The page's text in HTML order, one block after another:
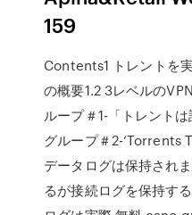
159
Contents1 トレントを
の概要1.2 3レベルの
ループ＃1-「トレント
グループ＃2-‘Torrents
データログは保持され
るが接続ログを保持す